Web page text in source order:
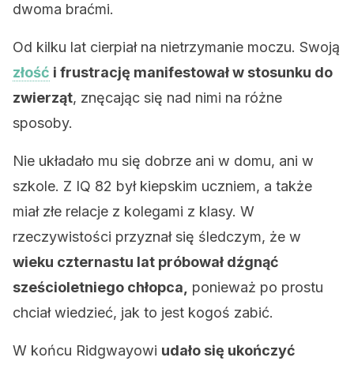
dwoma braćmi.
Od kilku lat cierpiał na nietrzymanie moczu. Swoją
złość i frustrację manifestował w stosunku do
zwierząt, znęcając się nad nimi na różne
sposoby.
Nie układało mu się dobrze ani w domu, ani w
szkole. Z IQ 82 był kiepskim uczniem, a także
miał złe relacje z kolegami z klasy. W
rzeczywistości przyznał się śledczym, że w
wieku czternastu lat próbował dźgnąć
sześcioletniego chłopca,
ponieważ po prostu
chciał wiedzieć, jak to jest kogoś zabić.
W końcu Ridgwayowi udało się ukończyć